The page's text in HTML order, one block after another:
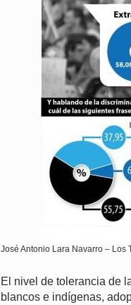
José Antonio Lara Navarro – Los
El nivel de tolerancia de
blancos e indígenas,